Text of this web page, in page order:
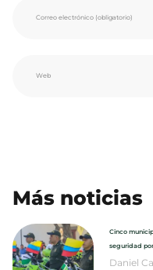
Más noticias
Cinco
seguridad
Daniel